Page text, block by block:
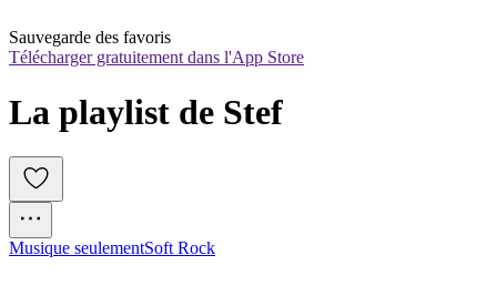
Sauvegarde des favoris
Télécharger gratuitement dans l'App Store
La playlist de Stef
Musique seulementSoft Rock